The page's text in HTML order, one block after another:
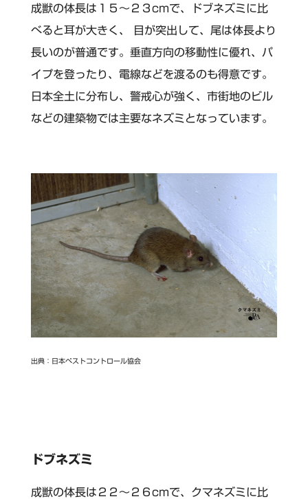
成獣の体長は１５～２３cmで、ドブネズミに比
べると耳が大きく、 目が突出して、尾は体長より
長いのが普通です。垂直方向の移動性に優れ、パ
イプを登ったり、電線などを渡るのも得意です。
日本全土に分布し、警戒心が強く、市街地のビル
などの建築物では主要なネズミとなっています。
出典：日本ペストコントロール協会
ドブネズミ
成獣の体長は２２～２６cmで、クマネズミに比